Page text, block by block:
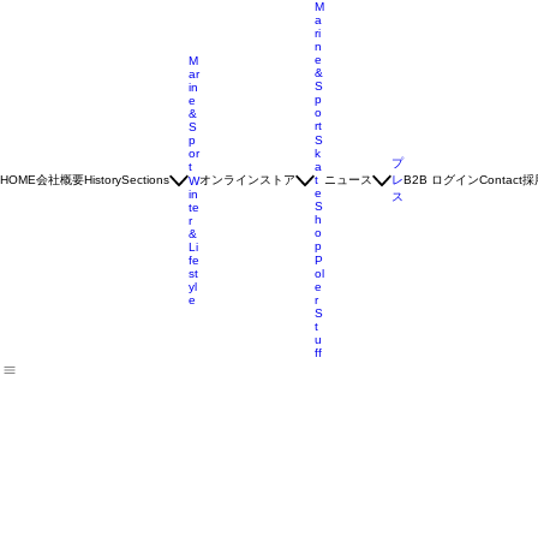
HOME会社概要HistorySections
M
ar
in
e
&
S
p
or
t
W
in
te
r
&
Li
fe
st
yl
e
オンラインストア
M
a
ri
n
e
&
S
p
o
rt
S
k
a
t
e
S
h
o
p
P
ol
e
r
S
t
u
ff
ニュース
プ
レ
ス
B2B ログインContact採